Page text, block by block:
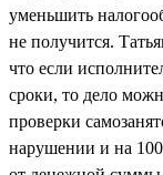
уменьшить
не получится.
что если
сроки, то дело
проверки
нарушении и на